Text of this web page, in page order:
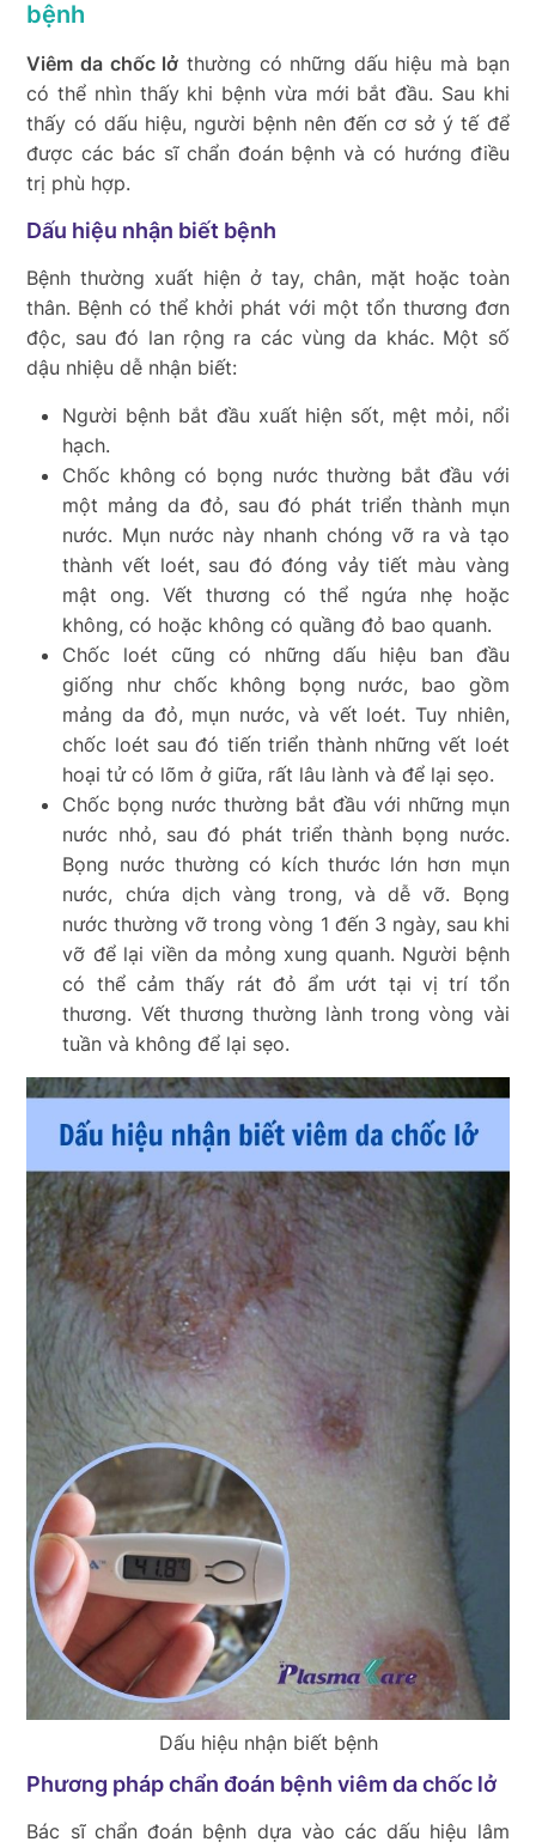
bệnh
Viêm da chốc lở thường có những dấu hiệu mà bạn
có thể nhìn thấy khi bệnh vừa mới bắt đầu. Sau khi
thấy có dấu hiệu, người bệnh nên đến cơ sở ý tế để
được các bác sĩ chẩn đoán bệnh và có hướng điều
trị phù hợp.
Dấu hiệu nhận biết bệnh
Bệnh thường xuất hiện ở tay, chân, mặt hoặc toàn
thân. Bệnh có thể khởi phát với một tổn thương đơn
độc, sau đó lan rộng ra các vùng da khác. Một số
dậu nhiệu dễ nhận biết:
Người bệnh bắt đầu xuất hiện sốt, mệt mỏi, nổi
hạch.
Chốc không có bọng nước thường bắt đầu với
một mảng da đỏ, sau đó phát triển thành mụn
nước. Mụn nước này nhanh chóng vỡ ra và tạo
thành vết loét, sau đó đóng vảy tiết màu vàng
mật ong. Vết thương có thể ngứa nhẹ hoặc
không, có hoặc không có quầng đỏ bao quanh.
Chốc loét cũng có những dấu hiệu ban đầu
giống như chốc không bọng nước, bao gồm
mảng da đỏ, mụn nước, và vết loét. Tuy nhiên,
chốc loét sau đó tiến triển thành những vết loét
hoại tử có lõm ở giữa, rất lâu lành và để lại sẹo.
Chốc bọng nước thường bắt đầu với những mụn
nước nhỏ, sau đó phát triển thành bọng nước.
Bọng nước thường có kích thước lớn hơn mụn
nước, chứa dịch vàng trong, và dễ vỡ. Bọng
nước thường vỡ trong vòng 1 đến 3 ngày, sau khi
vỡ để lại viền da mỏng xung quanh. Người bệnh
có thể cảm thấy rát đỏ ẩm ướt tại vị trí tổn
thương. Vết thương thường lành trong vòng vài
tuần và không để lại sẹo.
Dấu hiệu nhận biết bệnh
Phương pháp chẩn đoán bệnh viêm da chốc lở
Bác sĩ chẩn đoán bệnh dựa vào các dấu hiệu lâm